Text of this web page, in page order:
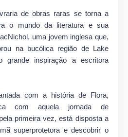
de obras raras se torna a
o mundo da literatura e sua
uma jovem inglesa que,
na bucólica região de Lake
grande inspiração a escritora
com a história de Flora,
com aquela jornada de
primeira vez, está disposta a
superprotetora e descobrir o